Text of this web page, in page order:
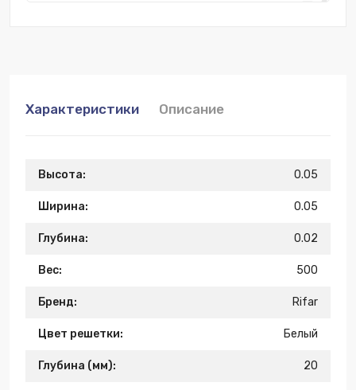
Характеристики Описание
Высота: 0.05
Ширина: 0.05
Глубина: 0.02
Вес: 500
Бренд: Rifar
Цвет решетки: Белый
Глубина (мм): 20